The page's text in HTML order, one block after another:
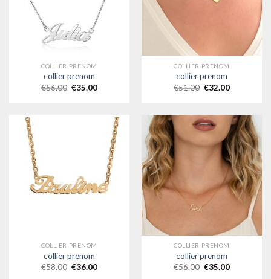
COLLIER PRENOM
collier prenom
€56.00 €35.00
COLLIER PRENOM
collier prenom
€51.00 €32.00
COLLIER PRENOM
collier prenom
€58.00 €36.00
COLLIER PRENOM
collier prenom
€56.00 €35.00